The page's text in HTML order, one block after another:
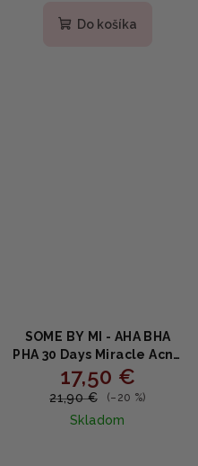
Do košíka
SOME BY MI - AHA BHA
PHA 30 Days Miracle Acne
Clear Body Cleanser -
Telový sprchový gél proti
akné 400g
17,50 €
21,90 € (–20 %)
Skladom